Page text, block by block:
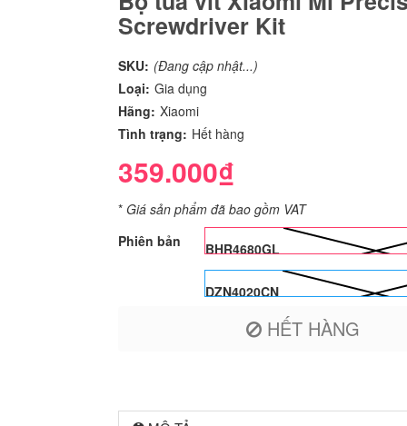
Screwdriver Kit
SKU: (Đang cập nhật...)
Loại: Gia dụng
Hãng: Xiaomi
Tình trạng: Hết hàng
359.000₫
* Giá sản phẩm đã bao gồm VAT
Phiên bản
BHR4680GL
DZN4020CN
HẾT HÀNG